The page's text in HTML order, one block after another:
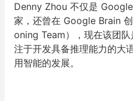
Denny Zhou 不仅是
家，还曾在 Google Brain
oning Team），现在该团
注于开发具备推理能力的大
用智能的发展。